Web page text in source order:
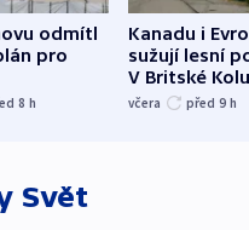
odmítl
pro
8 h
Kanadu i
sužují lesní
V Britské
evakuovali
včera před 9 h
Svět